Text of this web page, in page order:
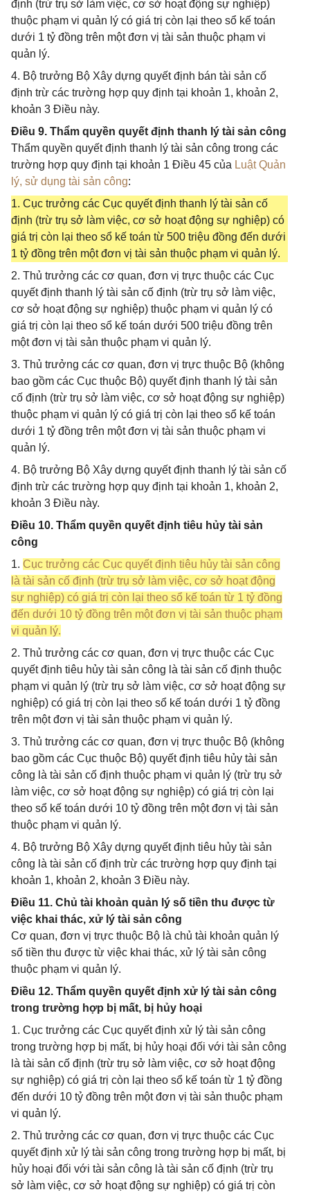
định (trừ trụ sở làm việc, cơ sở hoạt động sự nghiệp)
thuộc phạm vi quản lý có giá trị còn lại theo sổ kế toán
dưới 1 tỷ đồng trên một đơn vị tài sản thuộc phạm vi
quản lý.
4. Bộ trưởng Bộ Xây dựng quyết định bán tài sản cố
định trừ các trường hợp quy định tại khoản 1, khoản 2,
khoản 3 Điều này.
Điều 9. Thẩm quyền quyết định thanh lý tài sản công
Thẩm quyền quyết định thanh lý tài sản công trong các
trường hợp quy định tại khoản 1 Điều 45 của Luật Quản
lý, sử dụng tài sản công:
1. Cục trưởng các Cục quyết định thanh lý tài sản cố
định (trừ trụ sở làm việc, cơ sở hoạt động sự nghiệp) có
giá trị còn lại theo sổ kế toán từ 500 triệu đồng đến dưới
1 tỷ đồng trên một đơn vị tài sản thuộc phạm vi quản lý.
2. Thủ trưởng các cơ quan, đơn vị trực thuộc các Cục
quyết định thanh lý tài sản cố định (trừ trụ sở làm việc,
cơ sở hoạt động sự nghiệp) thuộc phạm vi quản lý có
giá trị còn lại theo sổ kế toán dưới 500 triệu đồng trên
một đơn vị tài sản thuộc phạm vi quản lý.
3. Thủ trưởng các cơ quan, đơn vị trực thuộc Bộ (không
bao gồm các Cục thuộc Bộ) quyết định thanh lý tài sản
cố định (trừ trụ sở làm việc, cơ sở hoạt động sự nghiệp)
thuộc phạm vi quản lý có giá trị còn lại theo sổ kế toán
dưới 1 tỷ đồng trên một đơn vị tài sản thuộc phạm vi
quản lý.
4. Bộ trưởng Bộ Xây dựng quyết định thanh lý tài sản cố
định trừ các trường hợp quy định tại khoản 1, khoản 2,
khoản 3 Điều này.
Điều 10. Thẩm quyền quyết định tiêu hủy tài sản
công
1. Cục trưởng các Cục quyết định tiêu hủy tài sản công
là tài sản cố định (trừ trụ sở làm việc, cơ sở hoạt động
sự nghiệp) có giá trị còn lại theo sổ kế toán từ 1 tỷ đồng
đến dưới 10 tỷ đồng trên một đơn vị tài sản thuộc phạm
vi quản lý.
2. Thủ trưởng các cơ quan, đơn vị trực thuộc các Cục
quyết định tiêu hủy tài sản công là tài sản cố định thuộc
phạm vi quản lý (trừ trụ sở làm việc, cơ sở hoạt động sự
nghiệp) có giá trị còn lại theo sổ kế toán dưới 1 tỷ đồng
trên một đơn vị tài sản thuộc phạm vi quản lý.
3. Thủ trưởng các cơ quan, đơn vị trực thuộc Bộ (không
bao gồm các Cục thuộc Bộ) quyết định tiêu hủy tài sản
công là tài sản cố định thuộc phạm vi quản lý (trừ trụ sở
làm việc, cơ sở hoạt động sự nghiệp) có giá trị còn lại
theo sổ kế toán dưới 10 tỷ đồng trên một đơn vị tài sản
thuộc phạm vi quản lý.
4. Bộ trưởng Bộ Xây dựng quyết định tiêu hủy tài sản
công là tài sản cố định trừ các trường hợp quy định tại
khoản 1, khoản 2, khoản 3 Điều này.
Điều 11. Chủ tài khoản quản lý số tiền thu được từ
việc khai thác, xử lý tài sản công
Cơ quan, đơn vị trực thuộc Bộ là chủ tài khoản quản lý
số tiền thu được từ việc khai thác, xử lý tài sản công
thuộc phạm vi quản lý.
Điều 12. Thẩm quyền quyết định xử lý tài sản công
trong trường hợp bị mất, bị hủy hoại
1. Cục trưởng các Cục quyết định xử lý tài sản công
trong trường hợp bị mất, bị hủy hoại đối với tài sản công
là tài sản cố định (trừ trụ sở làm việc, cơ sở hoạt động
sự nghiệp) có giá trị còn lại theo sổ kế toán từ 1 tỷ đồng
đến dưới 10 tỷ đồng trên một đơn vị tài sản thuộc phạm
vi quản lý.
2. Thủ trưởng các cơ quan, đơn vị trực thuộc các Cục
quyết định xử lý tài sản công trong trường hợp bị mất, bị
hủy hoại đối với tài sản công là tài sản cố định (trừ trụ
sở làm việc, cơ sở hoạt động sự nghiệp) có giá trị còn